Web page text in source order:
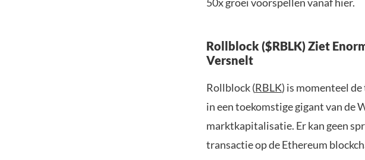
Rollblock ($RBLK) Ziet
Versnelt
Rollblock (RBLK) is momenteel
in een toekomstige gigant van de
marktkapitalisatie. Er kan geen
transactie op de Ethereum